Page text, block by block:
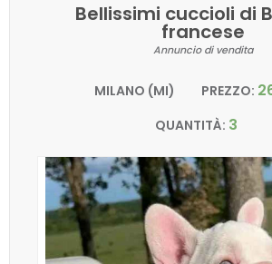
Bellissimi cuccioli di
francese
Annuncio di vendita
MILANO (MI) PREZZO:
QUANTITÀ: 3